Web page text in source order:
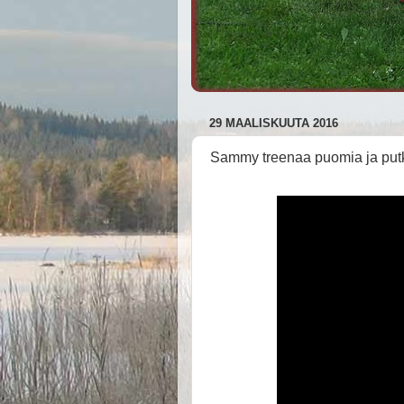
29 MAALISKUUTA 2016
Sammy treenaa puomia ja